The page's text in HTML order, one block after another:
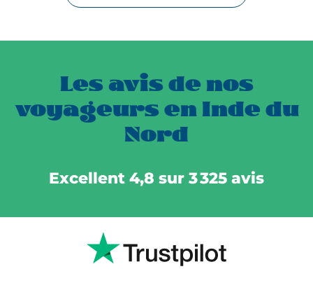
Les avis de nos
voyageurs en Inde du
Nord
Excellent 4,8 sur 3 325 avis